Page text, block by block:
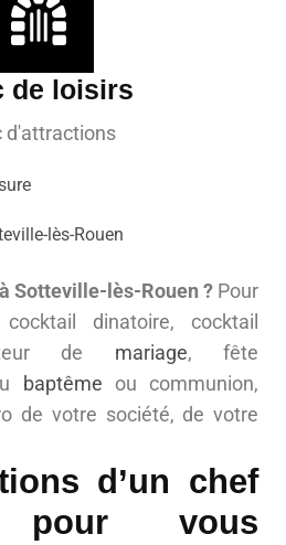
de loisirs
d'attractions
lès-Rouen
Sotteville-lès-Rouen ?Pour
dinatoire, cocktail
de mariage, fête
baptême ou communion,
de votre société, de votre
d’un chef
pour vous